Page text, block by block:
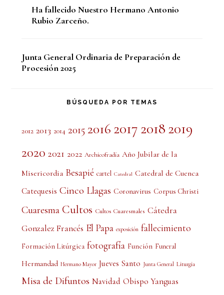
Ha fallecido Nuestro Hermano Antonio
Rubio Zarceño.
Junta General Ordinaria de Preparación de
Procesión 2025
BÚSQUEDA POR TEMAS
2012 2013 2014 2015 2016 2017 2018 2019
2020 2021 2022 Archicofradía Año Jubilar de la
Misericordia Besapié cartel Catedral Catedral de Cuenca
Catequesis Cinco Llagas Coronavirus Corpus Christi
Cuaresma Cultos Cultos Cuaresmales Cátedra
Gonzalez Francés El Papa exposición fallecimiento
Formación Litúrgica fotografía Función Funeral
Hermandad Hermano Mayor Jueves Santo Junta General Liturgia
Misa de Difuntos Navidad Obispo Yanguas